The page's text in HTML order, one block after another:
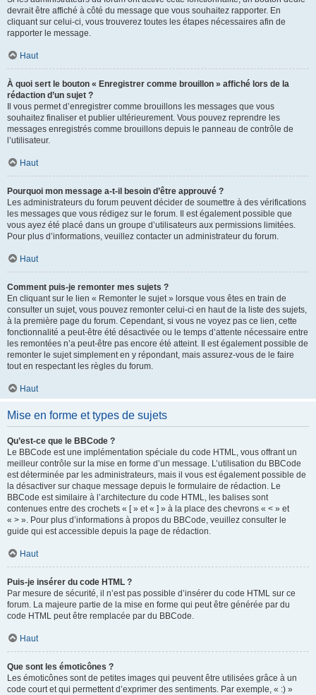
devrait être affiché à côté du message que vous souhaitez rapporter. En
cliquant sur celui-ci, vous trouverez toutes les étapes nécessaires afin de
rapporter le message.
Haut
À quoi sert le bouton « Enregistrer comme brouillon » affiché lors de la
rédaction d’un sujet ?
Il vous permet d’enregistrer comme brouillons les messages que vous
souhaitez finaliser et publier ultérieurement. Vous pouvez reprendre les
messages enregistrés comme brouillons depuis le panneau de contrôle de
l’utilisateur.
Haut
Pourquoi mon message a-t-il besoin d’être approuvé ?
Les administrateurs du forum peuvent décider de soumettre à des vérifications
les messages que vous rédigez sur le forum. Il est également possible que
vous ayez été placé dans un groupe d’utilisateurs aux permissions limitées.
Pour plus d’informations, veuillez contacter un administrateur du forum.
Haut
Comment puis-je remonter mes sujets ?
En cliquant sur le lien « Remonter le sujet » lorsque vous êtes en train de
consulter un sujet, vous pouvez remonter celui-ci en haut de la liste des sujets,
à la première page du forum. Cependant, si vous ne voyez pas ce lien, cette
fonctionnalité a peut-être été désactivée ou le temps d’attente nécessaire entre
les remontées n’a peut-être pas encore été atteint. Il est également possible de
remonter le sujet simplement en y répondant, mais assurez-vous de le faire
tout en respectant les règles du forum.
Haut
Mise en forme et types de sujets
Qu’est-ce que le BBCode ?
Le BBCode est une implémentation spéciale du code HTML, vous offrant un
meilleur contrôle sur la mise en forme d’un message. L’utilisation du BBCode
est déterminée par les administrateurs, mais il vous est également possible de
la désactiver sur chaque message depuis le formulaire de rédaction. Le
BBCode est similaire à l’architecture du code HTML, les balises sont
contenues entre des crochets « [ » et « ] » à la place des chevrons « < » et
« > ». Pour plus d’informations à propos du BBCode, veuillez consulter le
guide qui est accessible depuis la page de rédaction.
Haut
Puis-je insérer du code HTML ?
Par mesure de sécurité, il n’est pas possible d’insérer du code HTML sur ce
forum. La majeure partie de la mise en forme qui peut être générée par du
code HTML peut être remplacée par du BBCode.
Haut
Que sont les émoticônes ?
Les émoticônes sont de petites images qui peuvent être utilisées grâce à un
code court et qui permettent d’exprimer des sentiments. Par exemple, « :) »